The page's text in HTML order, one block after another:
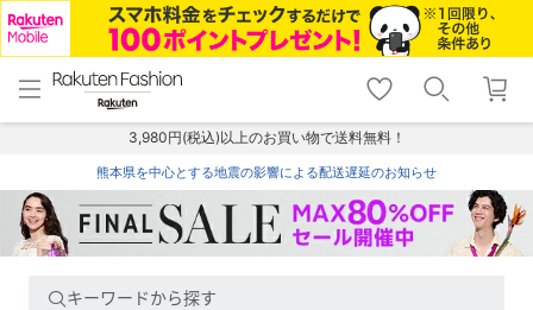
menu home
トップ
shopping_cart lock_outline
ログイン
3,980円(税込)以上のお買い物で送料無料！
熊本県を中心とする地震の影響による配送遅延のお知らせ
キーワードから探す